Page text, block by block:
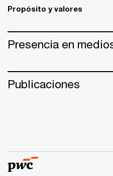
Propósito y valores
Presencia en
Publicaciones